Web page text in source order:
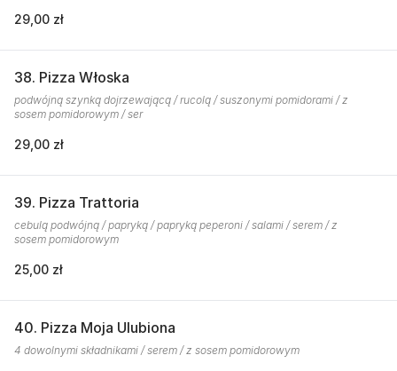
29,00 zł
38. Pizza Włoska
podwójną szynką dojrzewającą / rucolą / suszonymi pomidorami / z
sosem pomidorowym / ser
29,00 zł
39. Pizza Trattoria
cebulą podwójną / papryką / papryką peperoni / salami / serem / z
sosem pomidorowym
25,00 zł
40. Pizza Moja Ulubiona
4 dowolnymi składnikami / serem / z sosem pomidorowym